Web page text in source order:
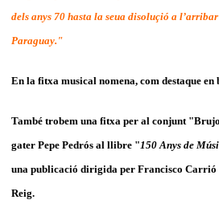
dels anys 70 hasta la seua disoluçió a
Paraguay."
En la fitxa musical nomena, com destaque en
També trobem una fitxa per al conjunt
gater Pepe Pedrós al llibre "150 Anys de
una publicació dirigida per Francisco Carrió
Reig.